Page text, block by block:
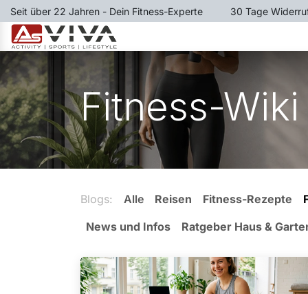
Zum Inhalt springen
Seit über 22 Jahren - Dein Fitness-Experte ​30 Tage
Fitness-Wiki
Blogs: Alle Reisen Fitness-Rezepte
News und Infos
Ratgeber Haus &